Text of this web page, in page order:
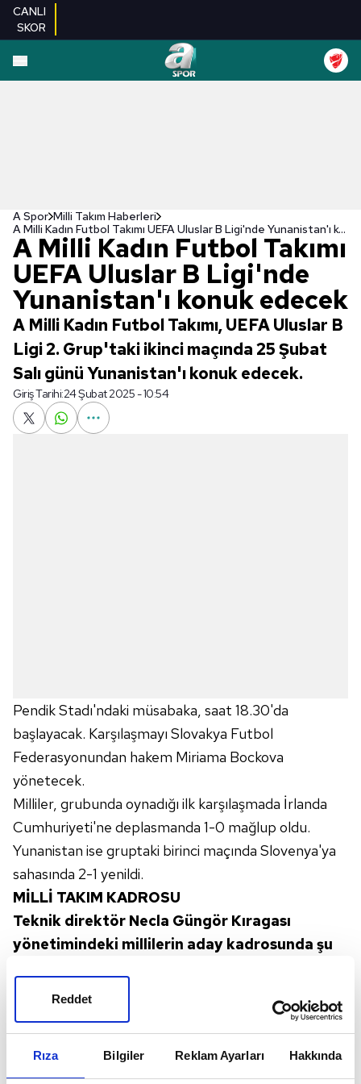
Rıza Bilgiler Reklam Ayarları Hakkında
Reddet
CANLI
SKOR
A Spor Milli Takım Haberleri
A Milli Kadın Futbol Takımı UEFA Uluslar B Ligi'nde Yunanistan'ı konuk edecek
A Milli Kadın Futbol Takımı
UEFA Uluslar B Ligi'nde
Yunanistan'ı konuk edecek
A Milli Kadın Futbol Takımı, UEFA Uluslar B
Ligi 2. Grup'taki ikinci maçında 25 Şubat
Salı günü Yunanistan'ı konuk edecek.
Giriş Tarihi:24 Şubat 2025 - 10:54
Pendik Stadı'ndaki müsabaka, saat 18.30'da
başlayacak. Karşılaşmayı Slovakya Futbol
Federasyonundan hakem Miriama Bockova
yönetecek.
Milliler, grubunda oynadığı ilk karşılaşmada İrlanda
Cumhuriyeti'ne deplasmanda 1-0 mağlup oldu.
Yunanistan ise gruptaki birinci maçında Slovenya'ya
sahasında 2-1 yenildi.
MİLLİ TAKIM KADROSU
Teknik direktör Necla Güngör Kıragası
yönetimindeki millilerin aday kadrosunda şu
Kaleci: Selda Akgöz (Ankara Büyükşehir Belediyesi
FOMGET), Ezgi Çağlar (Beşiktaş United Payment),
Gamze Nur Yaman (Galatasaray Petrol Ofisi)
Defans: Sejde Aylin Abrahamsson (Club Brugge),